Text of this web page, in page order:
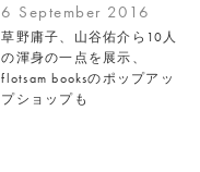
6 September 2016
草野庸子、山谷佑介ら10人
の渾身の一点を展示、
flotsam booksのポップアッ
プショップも